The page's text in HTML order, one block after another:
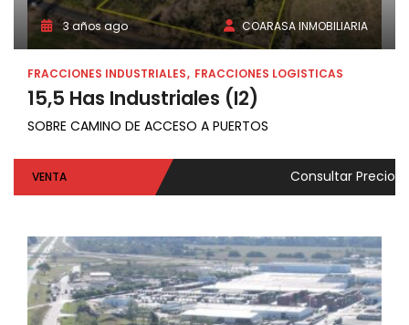
3 años ago COARASA INMOBILIARIA
FRACCIONES INDUSTRIALES FRACCIONES LOGISTICAS
15,5 Has Industriales (I2)
SOBRE CAMINO DE ACCESO A PUERTOS
VENTA Consultar Precio